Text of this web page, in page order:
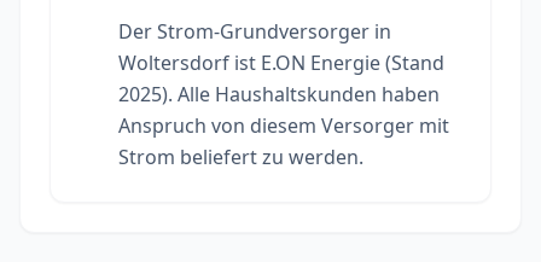
Der Strom-Grundversorger in
Woltersdorf ist E.ON Energie (Stand
2025). Alle Haushaltskunden haben
Anspruch von diesem Versorger mit
Strom beliefert zu werden.